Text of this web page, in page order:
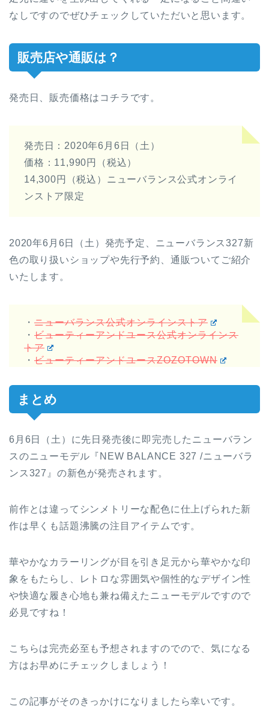
なしですのでぜひチェックしていただいと思います。ㅤㅤㅤㅤㅤㅤㅤㅤㅤㅤㅤㅤㅤ
販売店や通販は？
発売日、販売価格はコチラです。
発売日：2020年6月6日（土）
価格：11,990円（税込）
14,300円（税込）ニューバランス公式オンライ
ンストア限定
2020年6月6日（土）発売予定、ニューバランス327新
色の取り扱いショップや先行予約、通販ついてご紹介
いたします。
・ ニューバランス公式オンラインストア
・ ビューティーアンドユース公式オンラインス
トア
・ ビューティーアンドユースZOZOTOWN
まとめ
6月6日（土）に先日発売後に即完売したニューバラン
スのニューモデル『NEW BALANCE 327 /ニューバラ
ンス327』の新色が発売されます。
前作とは違ってシンメトリーな配色に仕上げられた新
作は早くも話題沸騰の注目アイテムです。
華やかなカラーリングが目を引き足元から華やかな印
象をもたらし、レトロな雰囲気や個性的なデザイン性
や快適な履き心地も兼ね備えたニューモデルですので
必見ですね！
こちらは完売必至も予想されますのでので、気になる
方はお早めにチェックしましょう！
この記事がそのきっかけになりましたら幸いです。